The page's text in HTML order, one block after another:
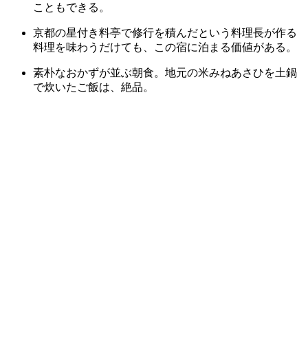
こともできる。
京都の星付き料亭で修行を積んだという料理長が作る
料理を味わうだけても、この宿に泊まる価値がある。
素朴なおかずが並ぶ朝食。地元の米みねあさひを土鍋
で炊いたご飯は、絶品。